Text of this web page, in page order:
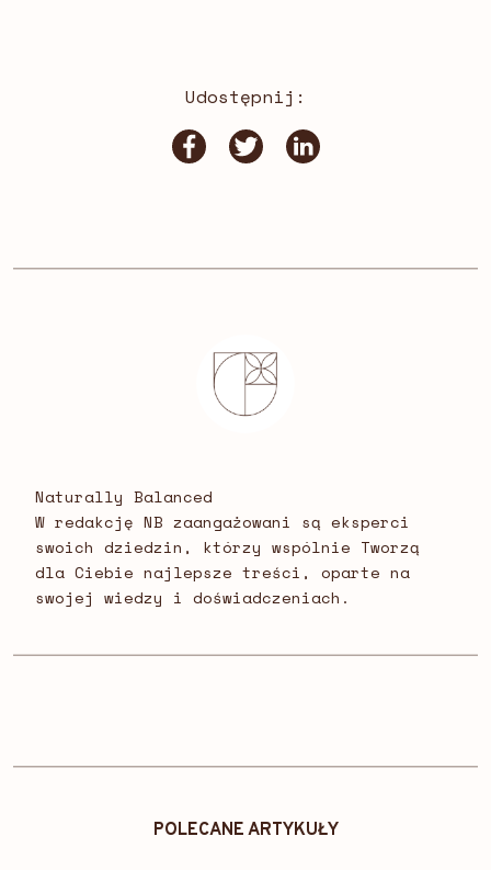
Udostępnij:
Naturally Balanced
W redakcję NB zaangażowani są eksperci
swoich dziedzin, którzy wspólnie Tworzą
dla Ciebie najlepsze treści, oparte na
swojej wiedzy i doświadczeniach.
POLECANE ARTYKUŁY